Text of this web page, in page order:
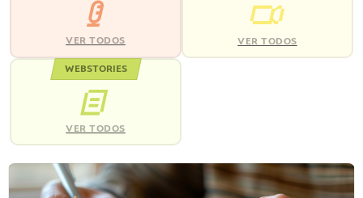
VER TODOS VER TODOS
WEBSTORIES
VER TODOS